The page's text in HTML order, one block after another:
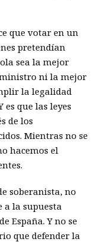
que votar en un
pretendían
sea la mejor
ni la mejor
la legalidad
que las leyes
de los
Mientras no se
hacemos el
soberanista, no
a la supuesta
España. Y no se
que defender la